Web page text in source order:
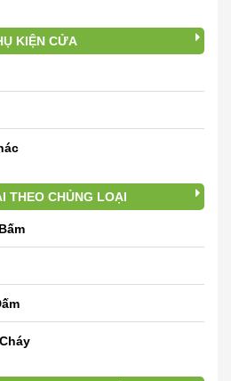
KIỆN CỬA
THEO CHỦNG LOẠI